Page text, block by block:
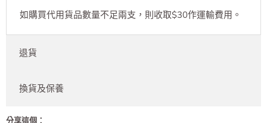
如購買代用貨品數量不足兩支，則收取$30作運輸費用。
退貨
換貨及保養